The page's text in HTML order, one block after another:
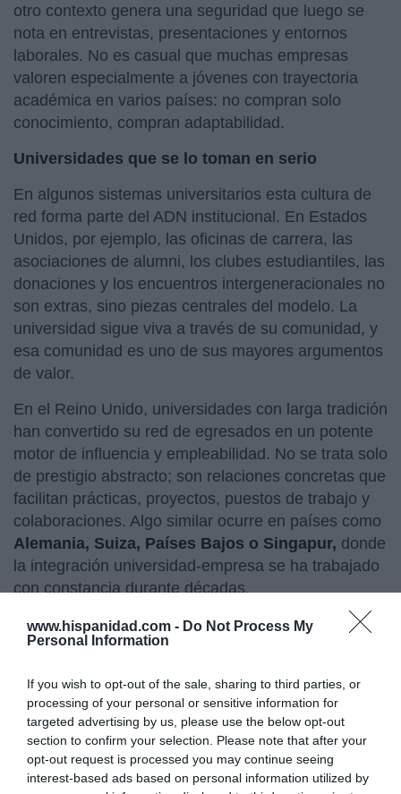
www.hispanidad.com - Do Not Process My
Personal Information
If you wish to opt-out of the sale, sharing to third parties, or
processing of your personal or sensitive information for
targeted advertising by us, please use the below opt-out
section to confirm your selection. Please note that after your
opt-out request is processed you may continue seeing
interest-based ads based on personal information utilized by
otro contexto genera una seguridad que luego se
nota en entrevistas, presentaciones y entornos
laborales. No es casual que muchas empresas
valoren especialmente a jóvenes con trayectoria
académica en varios países: no compran solo
conocimiento, compran adaptabilidad.
Universidades que se lo toman en serio
En algunos sistemas universitarios esta cultura de
red forma parte del ADN institucional. En Estados
Unidos, por ejemplo, las oficinas de carrera, las
asociaciones de alumni, los clubes estudiantiles, las
donaciones y los encuentros intergeneracionales no
son extras, sino piezas centrales del modelo. La
universidad sigue viva a través de su comunidad, y
esa comunidad es uno de sus mayores argumentos
de valor.
En el Reino Unido, universidades con larga tradición
han convertido su red de egresados en un potente
motor de influencia y empleabilidad. No se trata solo
de prestigio abstracto; son relaciones concretas que
facilitan prácticas, proyectos, puestos de trabajo y
colaboraciones. Algo similar ocurre en países como
Alemania, Suiza, Países Bajos o Singapur, donde
la integración universidad-empresa se ha trabajado
con constancia durante décadas.
Más allá de las diferencias de modelo, hay un
patrón común: las universidades que se toman en
estructuran, lo profesionalizan y lo integran en la
experiencia formativa mediante eventos, mentoring,
clubes, proyectos conjuntos, ferias de empleo,
incubadoras, redes de alumni y plataformas
digitales propias.